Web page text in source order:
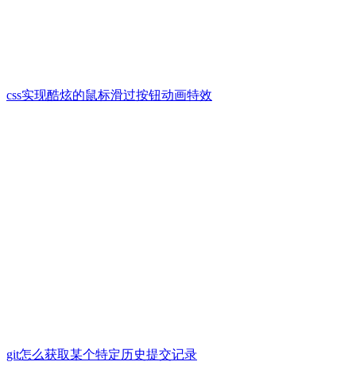
css实现酷炫的鼠标滑过按钮动画特效
git怎么获取某个特定历史提交记录